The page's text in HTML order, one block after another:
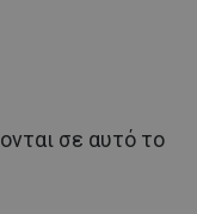
σε αυτό το